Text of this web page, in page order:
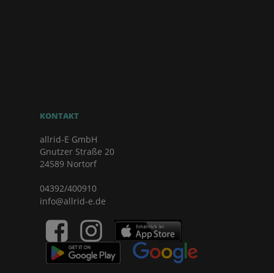
KONTAKT
allrid-E GmbH
Gnutzer Straße 20
24589 Nortorf
04392/400910
info@allrid-e.de